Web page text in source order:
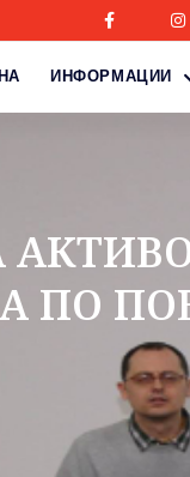
ИНФОРМАЦИИ
ПО